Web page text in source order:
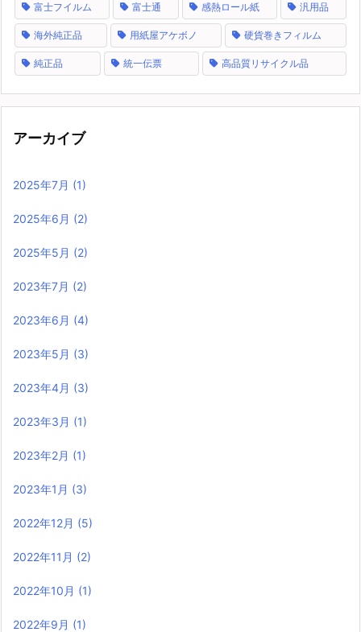
富士フイルム 富士通 感熱ロール紙 汎用品
海外純正品 用紙屋アケボノ 硬貨巻きフィルム
純正品 統一伝票 高品質リサイクル品
アーカイブ
2025年7月 (1)
2025年6月 (2)
2025年5月 (2)
2023年7月 (2)
2023年6月 (4)
2023年5月 (3)
2023年4月 (3)
2023年3月 (1)
2023年2月 (1)
2023年1月 (3)
2022年12月 (5)
2022年11月 (2)
2022年10月 (1)
2022年9月 (1)